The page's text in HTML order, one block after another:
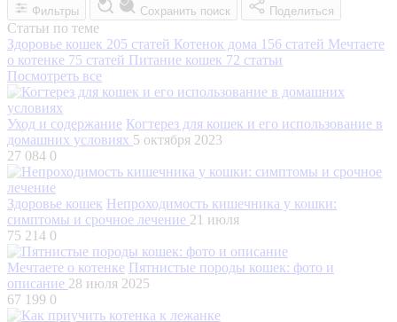
Фильтры Сохранить поиск Поделиться
Статьи по теме
Здоровье кошек 205 статей Котенок дома 156 статей Мечтаете
о котенке 75 статей Питание кошек 72 статьи
Посмотреть все
Уход и содержание Когтерез для кошек и его использование в
домашних условиях 5 октября 2023
27 084 0
Здоровье кошек Непроходимость кишечника у кошки:
симптомы и срочное лечение 21 июля
75 214 0
Мечтаете о котенке Пятнистые породы кошек: фото и
описание 28 июля 2025
67 199 0